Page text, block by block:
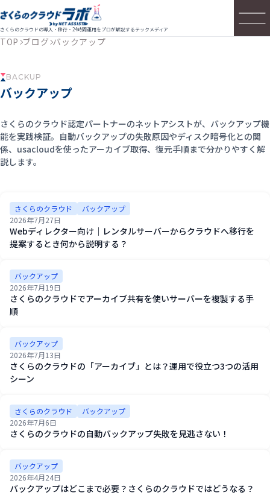
さくらのクラウドの導入・移行・24時間運用をプロが解説するテックメディア
TOP ブログ バックアップ
BACKUP
バックアップ
さくらのクラウド認定パートナーのネットアシストが、バックアップ機
能を実践検証。自動バックアップの失敗原因やディスク暗号化との関
係、usacloudを使ったアーカイブ取得、復元手順まで分かりやすく解
説します。
さくらのクラウド
バックアップ
2026年7月27日
Webディレクター向け｜レンタルサーバーからクラウドへ移行を
提案するとき何から説明する？
バックアップ
2026年7月19日
さくらのクラウドでアーカイブ共有を使いサーバーを複製する手
順
バックアップ
2026年7月13日
さくらのクラウドの「アーカイブ」とは？運用で役立つ3つの活用
シーン
さくらのクラウド
バックアップ
2026年7月6日
さくらのクラウドの自動バックアップ失敗を見逃さない！
バックアップ
2026年4月24日
バックアップはどこまで必要？さくらのクラウドではどうなる？